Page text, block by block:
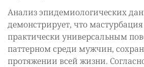
Анализ эпидемиологических
демонстрирует, что мастурбация
практически универсальным
паттерном среди мужчин,
протяжении всей жизни.